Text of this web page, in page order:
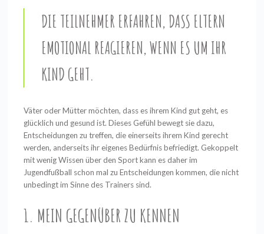
DIE TEILNEHMER ERFAHREN, DASS ELTERN
EMOTIONAL REAGIEREN, WENN ES UM IHR
KIND GEHT.
Väter oder Mütter möchten, dass es ihrem Kind gut geht, es
glücklich und gesund ist. Dieses Gefühl bewegt sie dazu,
Entscheidungen zu treffen, die einerseits ihrem Kind gerecht
werden, anderseits ihr eigenes Bedürfnis befriedigt. Gekoppelt
mit wenig Wissen über den Sport kann es daher im
Jugendfußball schon mal zu Entscheidungen kommen, die nicht
unbedingt im Sinne des Trainers sind.
1. MEIN GEGENÜBER ZU KENNEN